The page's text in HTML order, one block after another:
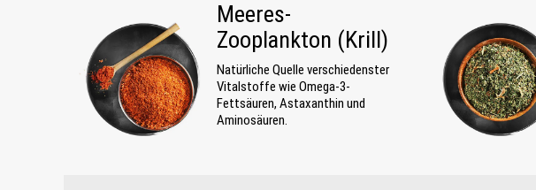
Meeres-
Zooplankton (Krill)
Natürliche Quelle verschiedenster
Vitalstoffe wie Omega-3-
Fettsäuren, Astaxanthin und
Aminosäuren.